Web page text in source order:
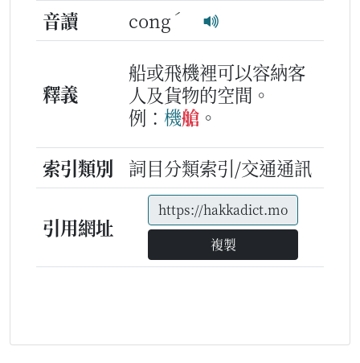
音讀 cong ˊ
釋義
船或飛機裡可以容納客
人及貨物的空間。
例： 機艙 。
索引類別
詞目分類索引/交通通訊
引用網址
複製